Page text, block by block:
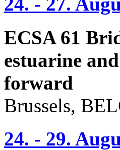
ECSA 61
estuarine
forward
Brussels,
24. - 29.